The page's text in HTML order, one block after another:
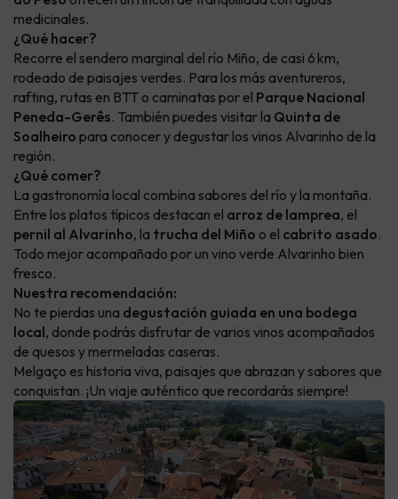
medicinales.
¿Qué hacer?
Recorre el sendero marginal del río Miño, de casi 6 km,
rodeado de paisajes verdes. Para los más aventureros,
rafting, rutas en BTT o caminatas por el Parque Nacional
Peneda-Gerês. También puedes visitar la Quinta de
Soalheiro para conocer y degustar los vinos Alvarinho de la
región.
¿Qué comer?
La gastronomía local combina sabores del río y la montaña.
Entre los platos típicos destacan el arroz de lamprea, el
pernil al Alvarinho, la trucha del Miño o el cabrito asado.
Todo mejor acompañado por un vino verde Alvarinho bien
fresco.
Nuestra recomendación:
No te pierdas una degustación guiada en una bodega
local, donde podrás disfrutar de varios vinos acompañados
de quesos y mermeladas caseras.
Melgaço es historia viva, paisajes que abrazan y sabores que
conquistan. ¡Un viaje auténtico que recordarás siempre!